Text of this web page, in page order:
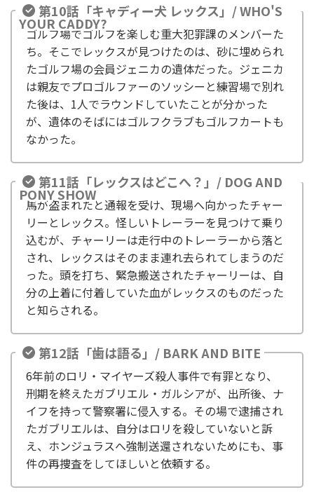
第10話「キャディー犬 レックス」/ WHO'S
YOUR CADDY?
ゴルフ場でゴルフを楽しむ重大犯罪課のメンバーた
ち。そこでレックスが見つけたのは、砂に埋められ
たゴルフ場の会員ジェニカの遺体だった。ジェニカ
は親友でプロゴルファーのソッシーと練習場で別れ
た後は、1人でラウンドしていたことが分かった
が、遺体のそばにはゴルフクラブもゴルフカートも
なかった。
第11話「レックスはどこへ？」/ DOG AND
PONY SHOW
馬が盗まれたと通報を受け、現場へ向かったチャー
リーとレックス。怪しいトレーラーを見つけて乗り
込むが、チャーリーは走行中のトレーラーから落と
され、レックスはそのまま連れ去られてしまうのだ
った。頭を打ち、緊急搬送されたチャーリーは、自
分の上着に付着していた血がレックスのものだった
と知らされる。
第12話「歯は語る」/ BARK AND BITE
6年前のロリ・マイヤーズ殺人事件で有罪となり、
刑期を終えたガブリエル・ガルシアが、出所後、ナ
イフを持って警察署に侵入する。その場で逮捕され
たガブリエルは、自分はロリを殺していないと訴
え、ホンジュラスへ強制送還されないためにも、事
件の再捜査をしてほしいと依頼する。